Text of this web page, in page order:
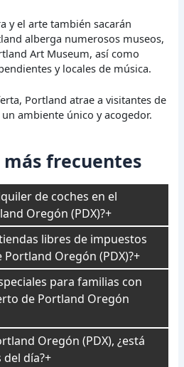
y el arte también sacarán
alberga numerosos museos,
Art Museum, así como
y locales de música.
Portland atrae a visitantes de
ambiente único y acogedor.
frecuentes
de coches en el
Oregón (PDX)?
libres de impuestos
Oregón (PDX)?
para familias con
de Portland Oregón
Oregón (PDX), ¿está
día?